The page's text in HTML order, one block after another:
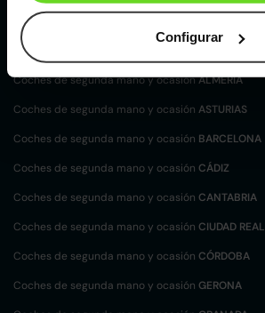
Configurar
Coches de segunda mano y ocasión
Coches de segunda mano y ocasión
Coches de segunda mano y ocasiónALMERÍA
Coches de segunda mano y ocasión ASTURIAS
Coches de segunda mano y ocasión BARCELONA
Coches de segunda mano y ocasión CÁDIZ
Coches de segunda mano y ocasión CANTABRIA
Coches de segunda mano y ocasión CIUDAD REAL
Coches de segunda mano y ocasión CÓRDOBA
Coches de segunda mano y ocasión GERONA